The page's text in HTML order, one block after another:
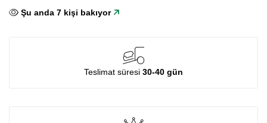
Şu anda 7 kişi bakıyor
Teslimat süresi 30-40 gün